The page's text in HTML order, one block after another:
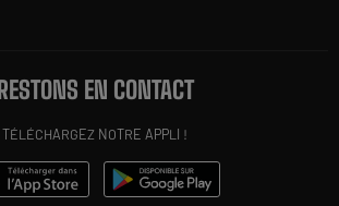
RESTONS EN CONTACT
TÉLÉCHARGEZ NOTRE APPLI !